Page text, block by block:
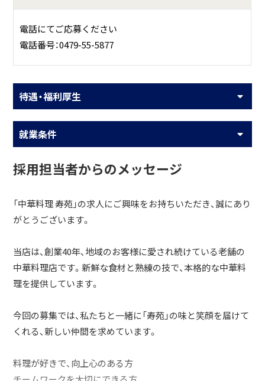
電話にてご応募ください
電話番号：0479-55-5877
待遇・福利厚生
就業条件
採用担当者からのメッセージ
「中華料理 寿苑」の求人にご興味をお持ちいただき、誠にあり
がとうございます。
当店は、創業40年、地域のお客様に愛され続けている老舗の
中華料理店です。新鮮な食材と熟練の技で、本格的な中華料
理を提供しています。
今回の募集では、私たちと一緒に「寿苑」の味と笑顔を届けて
くれる、新しい仲間を求めています。
料理が好きで、向上心のある方